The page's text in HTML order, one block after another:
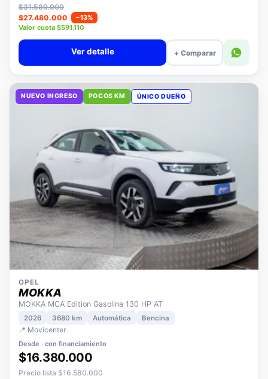
Lista
$31.580.000
$27.480.000
−13%
Valor cuota $591.110
+ Comparar
NUEVO INGRESO POCOS KM
OPEL
MOKKA
MOKKA MCA Edition Gasolina 130 HP AT
2026 3680 km
📍 Movicenter
Desde · con financiamiento
$16.380.000